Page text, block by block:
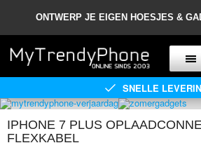
ONTWERP JE EIGEN HOESJES &
SNELLE
IPHONE 7 PLUS
FLEXKABEL